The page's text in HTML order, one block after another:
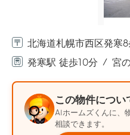
北海道札幌市西区発寒
発寒駅 徒歩10分
宮
この物件につ
AIホームズくんに、
相談できます。